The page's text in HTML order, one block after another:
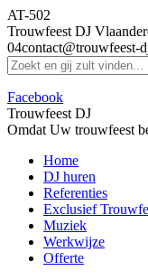
AT-502
Trouwfeest DJ
04contact@trouwfeest-
Facebook
Trouwfeest DJ
Omdat Uw trouwfeest
Home
DJ huren
Referenties
Exclusief
Muziek
Werkwijze
Offerte